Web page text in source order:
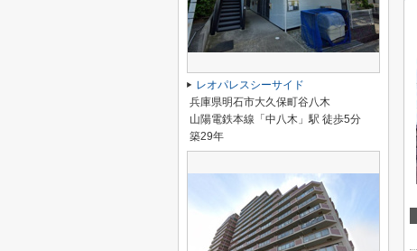
レオパレスシーサイド
兵庫県明石市大久保町谷八木
山陽電鉄本線「中八木」駅 徒歩5分
築29年